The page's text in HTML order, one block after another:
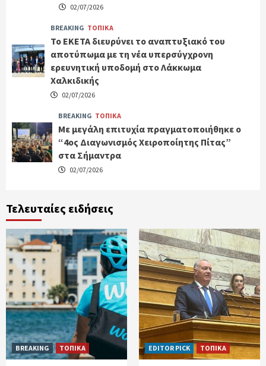
02/07/2026
BREAKING ΤΟΠΙΚΑ
Το ΕΚΕΤΑ διευρύνει το αναπτυξιακό του
αποτύπωμα με τη νέα υπερσύγχρονη
ερευνητική υποδομή στο Λάκκωμα
Χαλκιδικής
02/07/2026
BREAKING ΤΟΠΙΚΑ
Με μεγάλη επιτυχία πραγματοποιήθηκε ο
“4ος Διαγωνισμός Χειροποίητης Πίτας”
στα Σήμαντρα
02/07/2026
Τελευταίες ειδήσεις
BREAKING ΤΟΠΙΚΑ EDITOR PICK ΤΟΠΙΚΑ